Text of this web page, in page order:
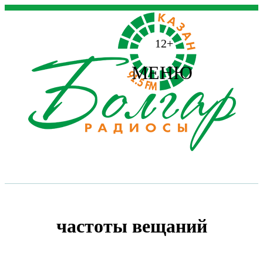
12+
МЕНЮ
частоты вещаний